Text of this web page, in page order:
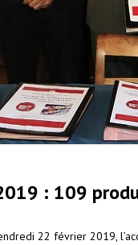
: 109
22 février 2019,